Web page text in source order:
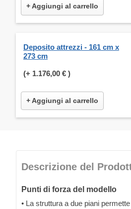
+ Aggiungi al carrello
Deposito attrezzi - 161 cm x
273 cm
(+ 1.176,00 € )
+ Aggiungi al carrello
Descrizione del
Punti di forza del modello
• La struttura a due piani